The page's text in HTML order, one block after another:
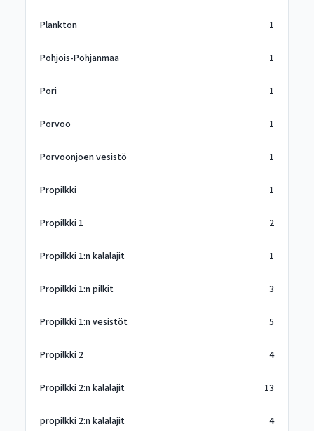
Plankton 1
Pohjois-Pohjanmaa 1
Pori 1
Porvoo 1
Porvoonjoen vesistö 1
Propilkki 1
Propilkki 1 2
Propilkki 1:n kalalajit 1
Propilkki 1:n pilkit 3
Propilkki 1:n vesistöt 5
Propilkki 2 4
Propilkki 2:n kalalajit 13
propilkki 2:n kalalajit 4